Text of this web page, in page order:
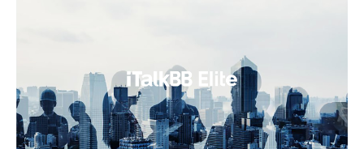
养老 非盈利组织